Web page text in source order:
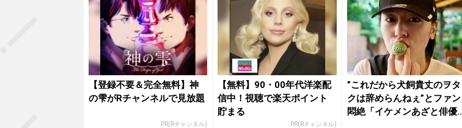
【登録不要＆完全無料】神
の雫がRチャンネルで見放題
PR(Rチャンネル)
【無料】90・00年代洋楽配
信中！視聴で楽天ポイント
貯まる
PR(Rチャンネル)
”これだから犬飼貴丈のヲタ
クは辞めらんねぇ”とファン
悶絶「イケメンあざと俳優